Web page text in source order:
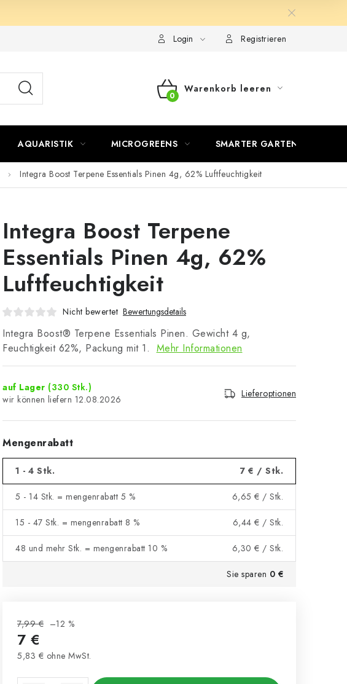
Login Registrieren
WARENKORB
Warenkorb leeren
AQUARISTIK MICROGREENS SMARTER GARTEN
Integra Boost Terpene Essentials Pinen 4g, 62% Luftfeuchtigkeit
Integra Boost Terpene
Essentials Pinen 4g, 62%
Luftfeuchtigkeit
Nicht bewertet Bewertungsdetails
Integra Boost® Terpene Essentials Pinen. Gewicht 4 g,
Feuchtigkeit 62%, Packung mit 1. Mehr Informationen
auf Lager (330 Stk.)
12.08.2026
Lieferoptionen
Mengenrabatt
1 - 4 Stk. 7 € / Stk.
5 - 14 Stk. = mengenrabatt 5 % 6,65 € / Stk.
15 - 47 Stk. = mengenrabatt 8 % 6,44 € / Stk.
48 und mehr Stk. = mengenrabatt 10 % 6,30 € / Stk.
Sie sparen 0 €
7,99 € –12 %
7 €
5,83 € ohne MwSt.